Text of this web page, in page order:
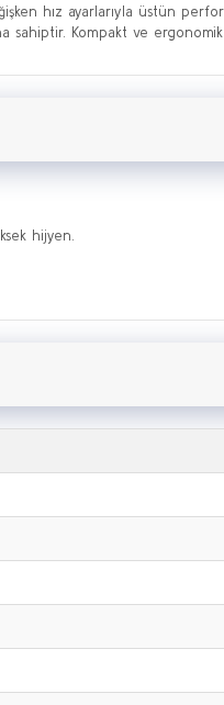
hız ayarlarıyla üstün
sahiptir. Kompakt ve
hijyen.